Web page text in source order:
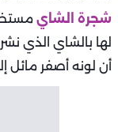
شجرة الشاي
لها بالشاي الذي
أن لونه أصفر مائل